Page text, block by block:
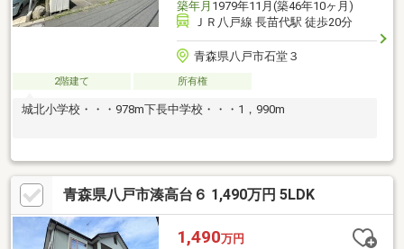
築年月 1979年11月(築46年10ヶ月)
ＪＲ八戸線 長苗代駅 徒歩20分
青森県八戸市石堂３
2階建て 所有権
城北小学校・・・978m下長中学校・・・1，990m
青森県八戸市湊高台６ 1,490万円 5LDK
1,490万円